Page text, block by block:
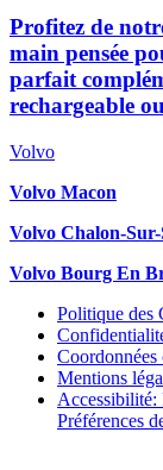
Profitez de
main pensée
parfait
rechargeable
Volvo
Volvo Macon
Volvo Chalon-Sur-
Volvo Bourg En
Politique des
Coordonnées
Mentions
Accessibilité:
Préférences